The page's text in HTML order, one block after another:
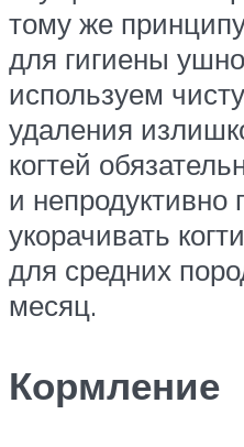
тому же
для гигиены
используем
удаления
когтей
и непродуктивно
укорачивать
для средних
месяц.
Кормление